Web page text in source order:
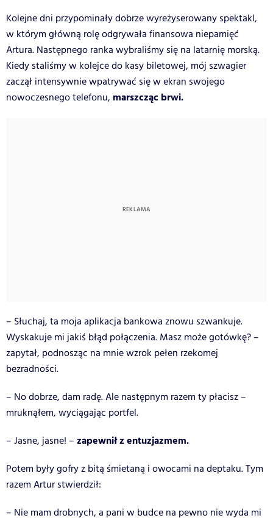
Kolejne dni przypominały dobrze wyreżyserowany spektakl,
w którym główną rolę odgrywała finansowa niepamięć
Artura. Następnego ranka wybraliśmy się na latarnię morską.
Kiedy staliśmy w kolejce do kasy biletowej, mój szwagier
zaczął intensywnie wpatrywać się w ekran swojego
nowoczesnego telefonu, marszcząc brwi.
– Słuchaj, ta moja aplikacja bankowa znowu szwankuje.
Wyskakuje mi jakiś błąd połączenia. Masz może gotówkę? –
zapytał, podnosząc na mnie wzrok pełen rzekomej
bezradności.
– No dobrze, dam radę. Ale następnym razem ty płacisz –
mruknąłem, wyciągając portfel.
– Jasne, jasne! – zapewnił z entuzjazmem.
Potem były gofry z bitą śmietaną i owocami na deptaku. Tym
razem Artur stwierdził:
– Nie mam drobnych, a pani w budce na pewno nie wyda mi